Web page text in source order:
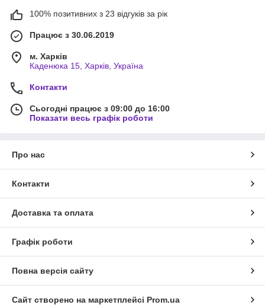
100% позитивних з 23 відгуків за рік
Працює з 30.06.2019
м. Харків
Каденюка 15, Харків, Україна
Контакти
Сьогодні працює з 09:00 до 16:00
Показати весь графік роботи
Про нас
Контакти
Доставка та оплата
Графік роботи
Повна версія сайту
Сайт створено на маркетплейсі Prom.ua